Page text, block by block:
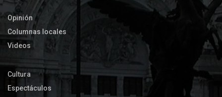
Opinión
Columnas locales
Videos
Cultura
Espectáculos